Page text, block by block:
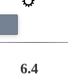
6.4